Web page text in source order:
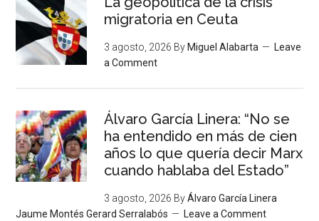
migratoria en Ceuta
3 agosto, 2026 By Miguel Alabarta
Leave
a Comment
Álvaro García Linera: “No se
ha entendido en más de cien
años lo que quería decir Marx
cuando hablaba del Estado”
3 agosto, 2026 ByÁlvaro García Linera
Jaume Montés Gerard Serralabós
Leave a Comment